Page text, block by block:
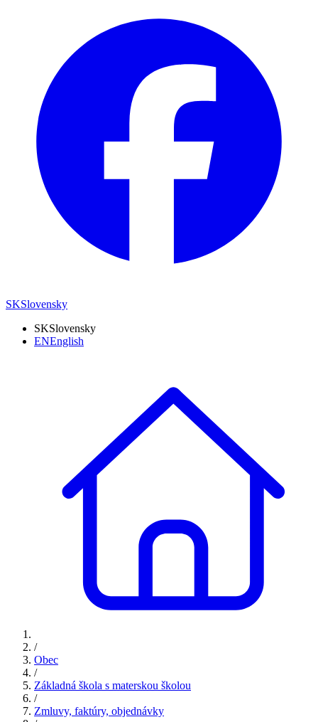
SKSlovensky
SKSlovensky
ENEnglish
/
Obec
/
Základná škola s materskou školou
/
Zmluvy, faktúry, objednávky